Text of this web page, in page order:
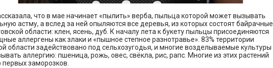
что в мае начинает «пылить» верба, пыльца которой может вызывать
астму, а вслед за ней опыляются все деревья, из которых состоят байрачные
области: клен, ясень, дуб. К началу лета к букету пыльцы присоединяются
аллергены как злаки и «пышное степное разнотравье». 83% территории
области задействовано под сельхозугодья, и многие возделываемые культуры
аллергию: пшеница, рожь, овес, свёкла, рис, рапс. Многие из этих растений
первых заморозков.